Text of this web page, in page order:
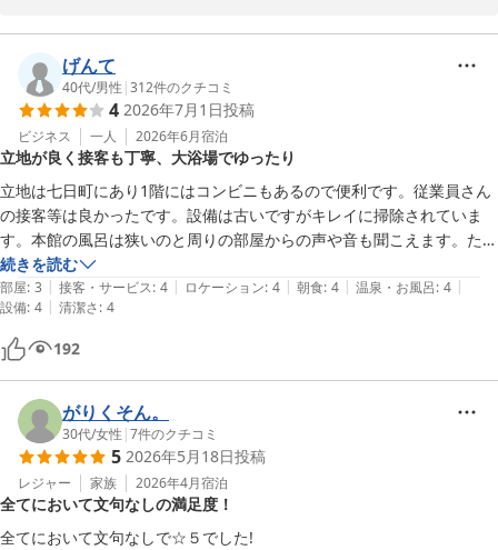
立地や館内1階のコンビニなど、利便性についてご満足いただけた
とのこと、大変嬉しく存じます。また、価格面につきましてもご評
価いただきありがとうございます。
一方で、お部屋の明るさがご期待に沿えなかったこと、また大浴場
の洗い場の数につきましてご不便をおかけし、申し訳ございません
でした。いただいたご意見は、今後の施設運営やご案内方法の改善
に役立ててまいります。
それにもかかわらず、「また泊まりたいホテル」とのお言葉を頂戴
し、スタッフ一同大変励みになっております。
またお近くへお越しの際は、ぜひ当ホテルをご利用ください。心よ
りお待ちしております。
2026-07-04
げんて
40代/男性 |312件のクチコミ
4 2026年7月1日投稿
ビジネス 一人 2026年6月宿泊
立地が良く接客も丁寧、大浴場でゆったり
立地は七日町にあり1階にはコンビニもあるので便利です。従業員さん
の接客等は良かったです。設備は古いですがキレイに掃除されていま
す。本館の風呂は狭いのと周りの部屋からの声や音も聞こえます。ただ
大浴場もあるのでゆっくり出来て良かったです。朝食もおいしくいただ
きました。
続きを読む
部屋: 3 | 接客・サービス: 4 | ロケーション: 4 | 朝食: 4 | 温泉・お風呂: 4 |
設備: 4 | 清潔さ: 4
192
がりくそん。
30代/女性 |7件のクチコミ
5 2026年5月18日投稿
レジャー 家族 2026年4月宿泊
全てにおいて文句なしの満足度！
全てにおいて文句なしで☆５でした!